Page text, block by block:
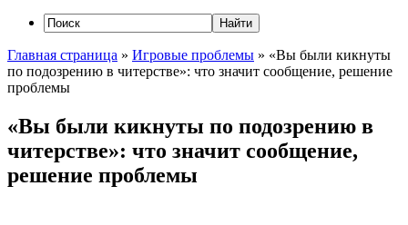
Главная страница » Игровые проблемы » «Вы были кикнуты
по подозрению в читерстве»: что значит сообщение, решение
проблемы
«Вы были кикнуты по подозрению в
читерстве»: что значит сообщение,
решение проблемы